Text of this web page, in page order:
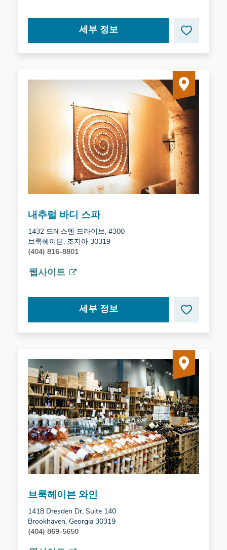
세부 정보
내추럴 바디 스파
1432 드레스덴 드라이브, #300
브룩헤이븐, 조지아 30319
(404) 816-8801
웹사이트
세부 정보
브룩헤이븐 와인
1418 Dresden Dr, Suite 140
Brookhaven, Georgia 30319
(404) 869-5650